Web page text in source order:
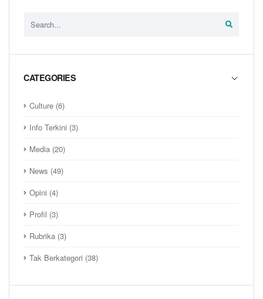
CATEGORIES
Culture (6)
Info Terkini (3)
Media (20)
News (49)
Opini (4)
Profil (3)
Rubrika (3)
Tak Berkategori (38)